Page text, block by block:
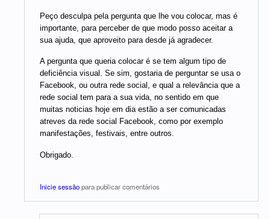
Peço desculpa pela pergunta que lhe vou colocar, mas é
importante, para perceber de que modo posso aceitar a
sua ajuda, que aproveito para desde já agradecer.
A pergunta que queria colocar é se tem algum tipo de
deficiência visual. Se sim, gostaria de perguntar se usa o
Facebook, ou outra rede social, e qual a relevância que a
rede social tem para a sua vida, no sentido em que
muitas noticias hoje em dia estão a ser comunicadas
atreves da rede social Facebook, como por exemplo
manifestações, festivais, entre outros.
Obrigado.
Inicie sessãopara publicar comentários